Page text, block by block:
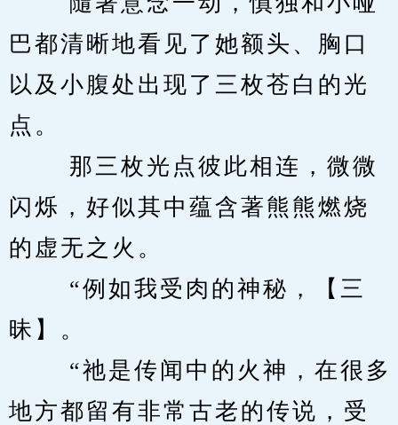
巴都清晰地看见了她额头、胸口
以及小腹处出现了三枚苍白的光
点。
那三枚光点彼此相连，微微
闪烁，好似其中蕴含著熊熊燃烧
的虚无之火。
“例如我受肉的神秘，【三
昧】。
“祂是传闻中的火神，在很多
地方都留有非常古老的传说，受